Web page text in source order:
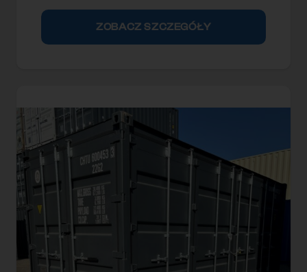
ZOBACZ SZCZEGÓŁY